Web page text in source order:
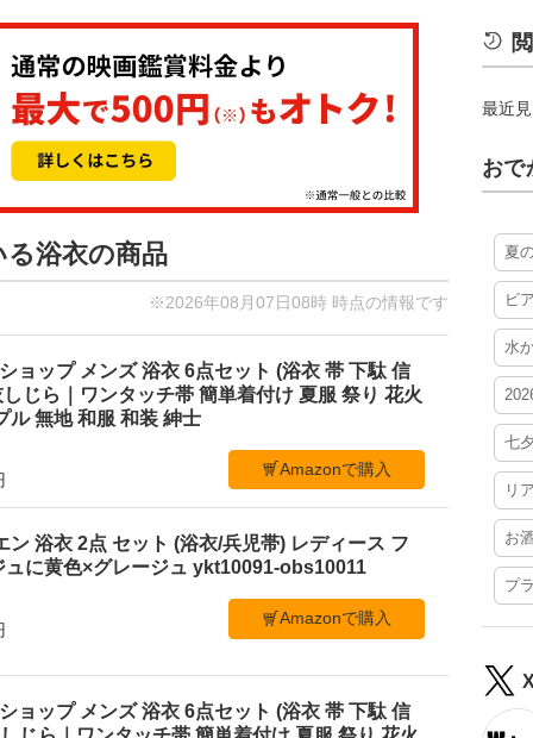
浴衣の商品
※2026年08月07日08時 時点の情報です
ョップ メンズ 浴衣 6点セット (浴衣 帯 下駄 信
じら｜ワンタッチ帯 簡単着付け 夏服 祭り 花火
ル 無地 和服 和装 紳士
Amazonで購入
浴衣 2点 セット (浴衣/兵児帯) レディース フ
ュに黄色×グレージュ ykt10091-obs10011
Amazonで購入
ョップ メンズ 浴衣 6点セット (浴衣 帯 下駄 信
最近
おで
夏
ビ
水
七
リ
お
プ